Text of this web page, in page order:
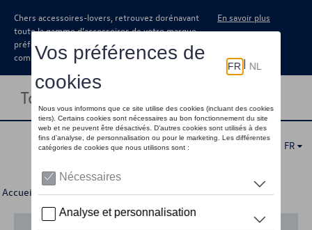
Chers accessoires-lovers, retrouvez dorénavant
toute la gamme d’accessoires de votre marque
préférée sous forme de catalogue à
commander auprès de votre concessionaire.
En savoir plus
Toggle navigation
FR
Accueil >Pour votre Volkswagen >Lifestyle > Montres